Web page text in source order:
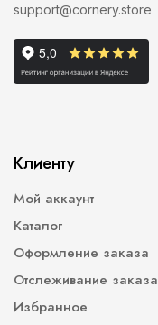
support@cornery.store
Клиенту
Мой аккаунт
Каталог
Оформление заказа
Отслеживание заказа
Избранное